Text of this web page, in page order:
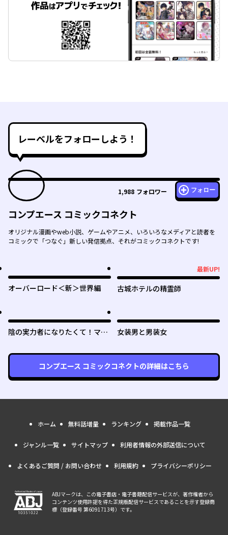
レーベルをフォローしよう！
1,988 フォロワー フォロー
コンプエース コミックコネクト
オリジナル漫画やweb小説、ゲームやアニメ、いろいろなメディアと読者を
コミックで「つなぐ」新しい発信拠点、それがコミックコネクトです!
オーバーロード＜新＞世界編
最新UP!
古城ホテルの精霊師
陰の実力者になりたくて！マス
女装男と男装女
コンプエース コミックコネクトの詳細はこちら
ホーム 無料話増量 ランキング 掲載作品一覧
ジャンル一覧 サイトマップ 利用者情報の外部送信について
よくあるご質問 / お問い合わせ 利用規約 プライバシーポリシー
ABJマークは、この電子書店・電子書籍配信サービスが、著作権者から
コンテンツ使用許諾を得た正規版配信サービスであることを示す登録商
標（登録番号 第6091713号）です。